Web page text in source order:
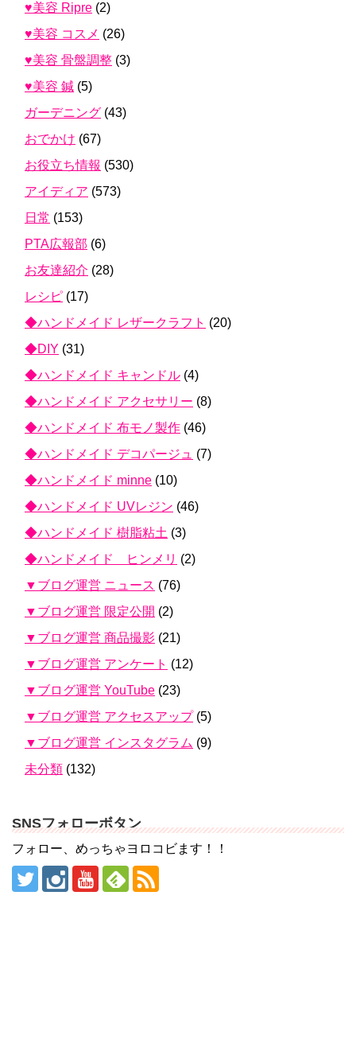
♥美容 Ripre (2)
♥美容 コスメ (26)
♥美容 骨盤調整 (3)
♥美容 鍼 (5)
ガーデニング (43)
おでかけ (67)
お役立ち情報 (530)
アイディア (573)
日常 (153)
PTA広報部 (6)
お友達紹介 (28)
レシピ (17)
◆ハンドメイド レザークラフト (20)
◆DIY (31)
◆ハンドメイド キャンドル (4)
◆ハンドメイド アクセサリー (8)
◆ハンドメイド 布モノ製作 (46)
◆ハンドメイド デコパージュ (7)
◆ハンドメイド minne (10)
◆ハンドメイド UVレジン (46)
◆ハンドメイド 樹脂粘土 (3)
◆ハンドメイド ヒンメリ (2)
▼ブログ運営 ニュース (76)
▼ブログ運営 限定公開 (2)
▼ブログ運営 商品撮影 (21)
▼ブログ運営 アンケート (12)
▼ブログ運営 YouTube (23)
▼ブログ運営 アクセスアップ(5)
▼ブログ運営 インスタグラム (9)
未分類 (132)
SNSフォローボタン
フォロー、めっちゃヨロコビます！！